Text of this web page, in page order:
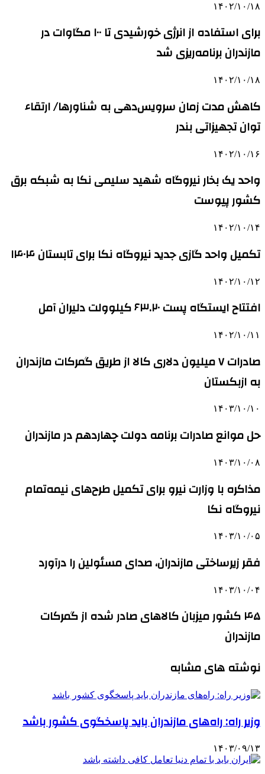
۱۴۰۲/۱۰/۱۸
برای استفاده از انرژی خورشیدی تا ۱۰۰ مگاوات در
مازندران برنامه‌ریزی شد
۱۴۰۲/۱۰/۱۸
کاهش مدت زمان سرویس‌دهی به شناورها/ ارتقاء
توان تجهیزاتی بندر
۱۴۰۲/۱۰/۱۶
واحد یک بخار نیروگاه شهید سلیمی نکا به شبکه برق
کشور پیوست
۱۴۰۲/۱۰/۱۴
تکمیل واحد گازی جدید نیروگاه نکا برای تابستان ۱۴۰۴
۱۴۰۲/۱۰/۱۲
افتتاح ایستگاه پست ۶۳.۲۰ کیلوولت دلیران آمل
۱۴۰۲/۱۰/۱۱
صادرات ۷ میلیون دلاری کالا از طریق گمرکات مازندران
به ازبکستان
۱۴۰۳/۱۰/۱۰
حل موانع صادرات برنامه دولت چهاردهم در مازندران
۱۴۰۳/۱۰/۰۸
مذاکره با وزارت نیرو برای تکمیل طرح‌های نیمه‌تمام
نیروگاه نکا
۱۴۰۳/۱۰/۰۵
فقر زیرساختی مازندران، صدای مسئولین را درآورد
۱۴۰۳/۱۰/۰۴
۴۵ کشور میزبان کالاهای صادر شده از گمرکات
مازندران
نوشته های مشابه
وزیر راه: راه‌های مازندران باید پاسخگوی کشور باشد
۱۴۰۳/۰۹/۱۳